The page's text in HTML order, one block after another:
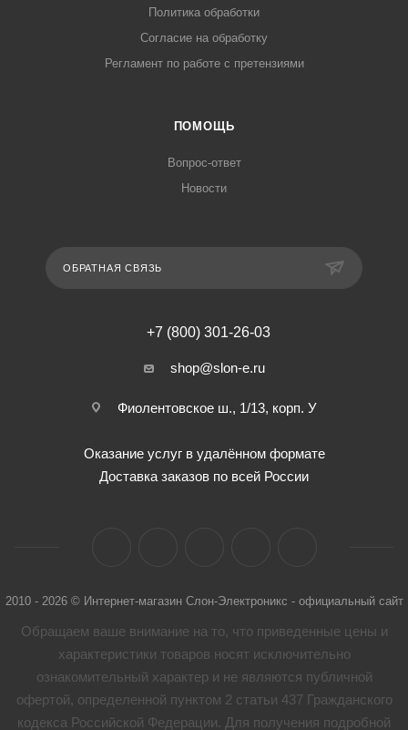
Политика обработки
Согласие на обработку
Регламент по работе с претензиями
ПОМОЩЬ
Вопрос-ответ
Новости
ОБРАТНАЯ СВЯЗЬ
+7 (800) 301-26-03
shop@slon-e.ru
Фиолентовское ш., 1/13, корп. У
Оказание услуг в удалённом формате
Доставка заказов по всей России
2010 - 2026 © Интернет-магазин Слон-Электроникс - официальный сайт
Обращаем ваше внимание на то, что приведенные цены и
характеристики товaров носят исключительно
ознакомительный характер и не являются публичной
офертой, определенной пунктом 2 статьи 437 Гражданского
кодекса Российской Федерации. Для получения подробной